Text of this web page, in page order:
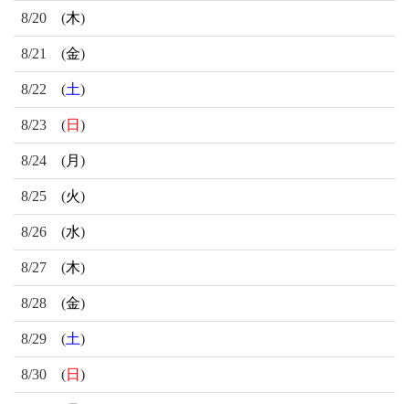
8/20 (木)
8/21 (金)
8/22 (土)
8/23 (日 )
8/24 (月 )
8/25 (火)
8/26 (水)
8/27 (木)
8/28 (金)
8/29 (土)
8/30 (日 )